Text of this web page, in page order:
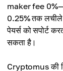
maker fee
0.25% तक लचीले
पेयर्स को सपोर्ट
सकता है।
Cryptomus की